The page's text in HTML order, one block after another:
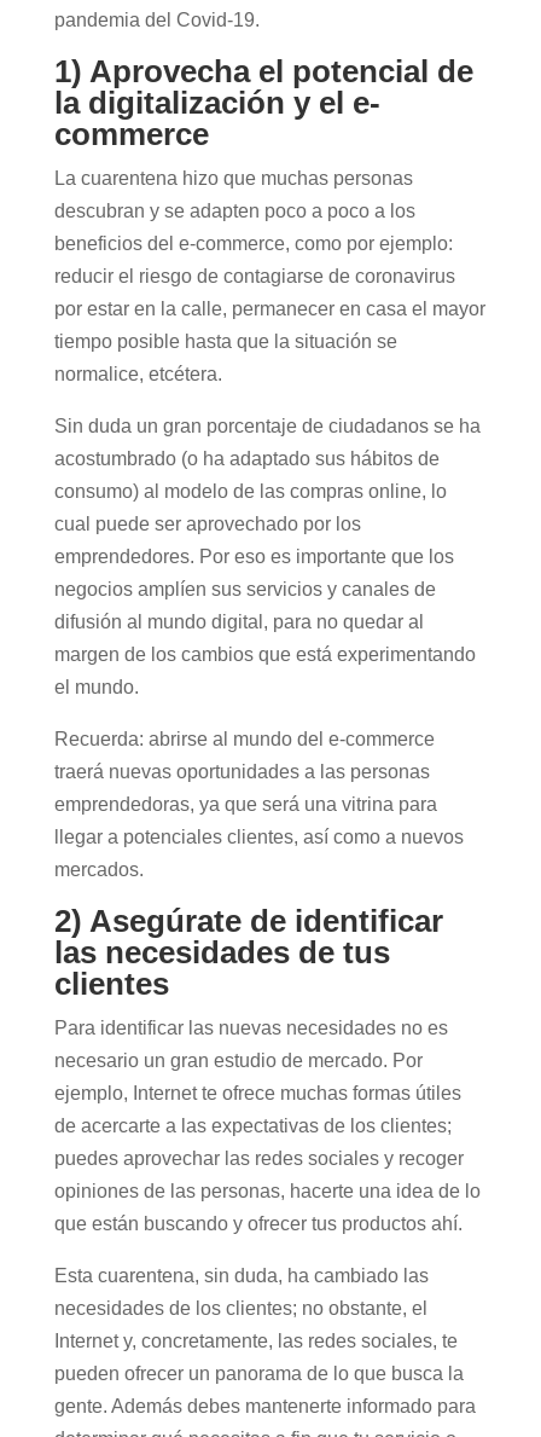
pandemia del Covid-19.
1) Aprovecha el potencial de
la digitalización y el e-
commerce
La cuarentena hizo que muchas personas
descubran y se adapten poco a poco a los
beneficios del e-commerce, como por ejemplo:
reducir el riesgo de contagiarse de coronavirus
por estar en la calle, permanecer en casa el mayor
tiempo posible hasta que la situación se
normalice, etcétera.
Sin duda un gran porcentaje de ciudadanos se ha
acostumbrado (o ha adaptado sus hábitos de
consumo) al modelo de las compras online, lo
cual puede ser aprovechado por los
emprendedores. Por eso es importante que los
negocios amplíen sus servicios y canales de
difusión al mundo digital, para no quedar al
margen de los cambios que está experimentando
el mundo.
Recuerda: abrirse al mundo del e-commerce
traerá nuevas oportunidades a las personas
emprendedoras, ya que será una vitrina para
llegar a potenciales clientes, así como a nuevos
mercados.
2) Asegúrate de identificar
las necesidades de tus
clientes
Para identificar las nuevas necesidades no es
necesario un gran estudio de mercado. Por
ejemplo, Internet te ofrece muchas formas útiles
de acercarte a las expectativas de los clientes;
puedes aprovechar las redes sociales y recoger
opiniones de las personas, hacerte una idea de lo
que están buscando y ofrecer tus productos ahí.
Esta cuarentena, sin duda, ha cambiado las
necesidades de los clientes; no obstante, el
Internet y, concretamente, las redes sociales, te
pueden ofrecer un panorama de lo que busca la
gente. Además debes mantenerte informado para